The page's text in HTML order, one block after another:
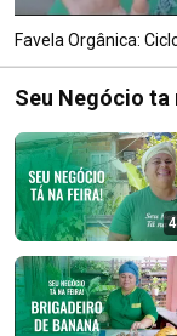
Favela Orgânica:
Seu Negócio ta